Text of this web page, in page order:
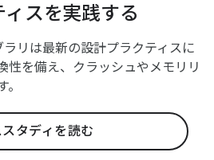
スを実践する
リは最新の設計プラクティスに
性を備え、クラッシュやメモリリ
タディを読む